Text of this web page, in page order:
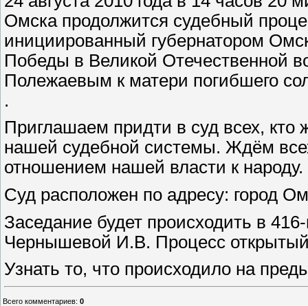
Омска продолжится судебный
инициированный губернатором
Победы в Великой Отечественной
Полежаевым к матери погибшего
.
Приглашаем придти в суд всех, кто
нашей судебной системы. Ждём
отношением нашей власти к народу.
Суд расположен по адресу: город
Заседание будет происходить в
Чернышевой И.В. Процесс
Узнать то, что происходило на
Всего комментариев: 0